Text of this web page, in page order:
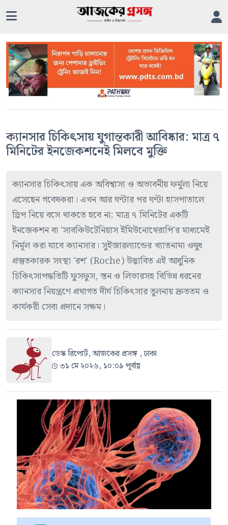
ক্যানসার চিকিৎসায় যুগান্তকারী আবিষ্কার: মাত্র ৭
মিনিটের ইনজেকশনেই মিলবে মুক্তি
ক্যানসার চিকিৎসায় এক অবিশ্বাস্য ও অভাবনীয় ফর্মুলা নিয়ে
এসেছেন গবেষকরা। এখন আর ঘণ্টার পর ঘণ্টা হাসপাতালে
ড্রিপ নিয়ে বসে থাকতে হবে না; মাত্র ৭ মিনিটের একটি
ইনজেকশন বা 'সাবকিউটেনিয়াস ইমিউনোথেরাপি'র মাধ্যমেই
নির্মূল করা যাবে ক্যানসার। সুইজারল্যান্ডের খ্যাতনামা ওষুধ
প্রস্তুতকারক সংস্থা 'রশ' (Roche) উদ্ভাবিত এই আধুনিক
চিকিৎসাপদ্ধতিটি ফুসফুস, স্তন ও লিভারসহ বিভিন্ন ধরনের
ক্যানসার নিয়ন্ত্রণে প্রথাগত দীর্ঘ চিকিৎসার তুলনায় দ্রুততম ও
কার্যকরী সেবা প্রদানে সক্ষম।
ডেস্ক রিপোর্ট, আজকের প্রসঙ্গ , ঢাকা
৩১ মে ২০২৬, ১০:০৯ পূর্বাহ্ণ